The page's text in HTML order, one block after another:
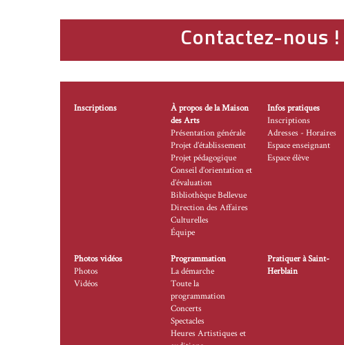
Contactez-nous !
Inscriptions
À propos de la Maison
des Arts
Présentation générale
Projet d’établissement
Projet pédagogique
Conseil d’orientation et
d’évaluation
Bibliothèque Bellevue
Direction des Affaires
Culturelles
Équipe
Infos pratiques
Inscriptions
Adresses - Horaires
Espace enseignant
Espace élève
Photos vidéos
Photos
Vidéos
Programmation
La démarche
Toute la
programmation
Concerts
Spectacles
Heures Artistiques et
Pratiquer à Saint-
Herblain